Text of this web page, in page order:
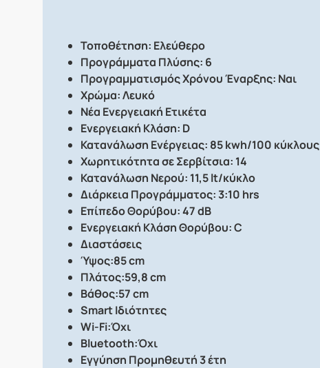
Τοποθέτηση: Ελεύθερο
Προγράμματα Πλύσης: 6
Προγραμματισμός Χρόνου Έναρξης: Ναι
Χρώμα: Λευκό
Νέα Ενεργειακή Ετικέτα
Ενεργειακή Κλάση: D
Κατανάλωση Ενέργειας: 85 kwh/100 κύκλους
Χωρητικότητα σε Σερβίτσια: 14
Κατανάλωση Νερού: 11,5 lt/κύκλο
Διάρκεια Προγράμματος: 3:10 hrs
Επίπεδο Θορύβου: 47 dB
Ενεργειακή Κλάση Θορύβου: C
Διαστάσεις
Ύψος:85 cm
Πλάτος:59,8 cm
Βάθος:57 cm
Smart Ιδιότητες
Wi-Fi:Όχι
Bluetooth:Όχι
Εγγύηση Προμηθευτή 3 έτη